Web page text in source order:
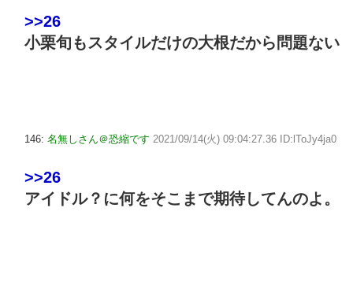
>>26
小栗旬もスタイルだけの大根だから問題ない
146: 名無しさん＠恐縮です 2021/09/14(火) 09:04:27.36 ID:lToJy4ja0
>>26
アイドル？に何をそこまで期待してんのよ。